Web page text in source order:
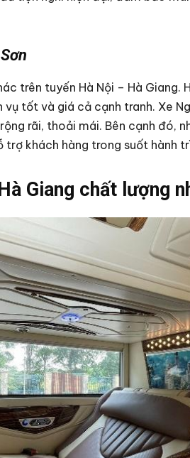
trên tuyến Hà Nội – Hà Giang.
tốt và giá cả cạnh tranh. Xe
rãi, thoải mái. Bên cạnh đó,
trợ khách hàng trong suốt hành
Giang chất lượng